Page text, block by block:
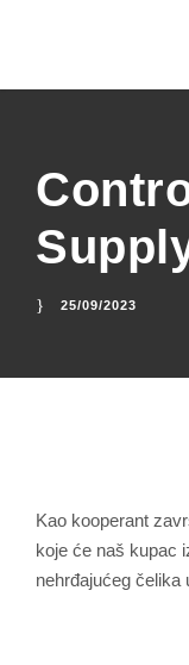
25/09/2023
Kao kooperant
koje će naš kupac
nehrđajućeg čelika